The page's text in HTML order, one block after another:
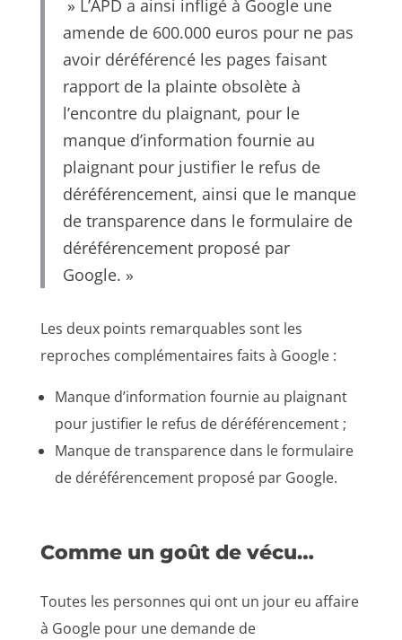
» L’APD a ainsi infligé à Google une
amende de 600.000 euros pour ne pas
avoir déréférencé les pages faisant
rapport de la plainte obsolète à
l’encontre du plaignant, pour le
manque d’information fournie au
plaignant pour justifier le refus de
déréférencement, ainsi que le manque
de transparence dans le formulaire de
déréférencement proposé par
Google. »
Les deux points remarquables sont les
reproches complémentaires faits à Google :
Manque d’information fournie au plaignant
pour justifier le refus de déréférencement ;
Manque de transparence dans le formulaire
de déréférencement proposé par Google.
Comme un goût de vécu…
Toutes les personnes qui ont un jour eu affaire
à Google pour une demande de